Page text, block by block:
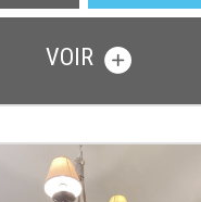
VOIR